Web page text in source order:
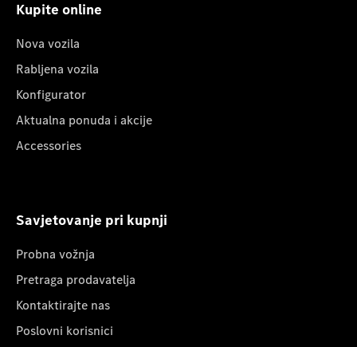
Kupite online
Nova vozila
Rabljena vozila
Konfigurator
Aktualna ponuda i akcije
Accessories
Savjetovanje pri kupnji
Probna vožnja
Pretraga prodavatelja
Kontaktirajte nas
Poslovni korisnici